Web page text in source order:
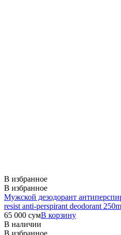
В избранное
В избранное
Мужской дезодорант
resist anti-perspirant deodorant
65 000 сумВ корзину
В наличии
В избранное